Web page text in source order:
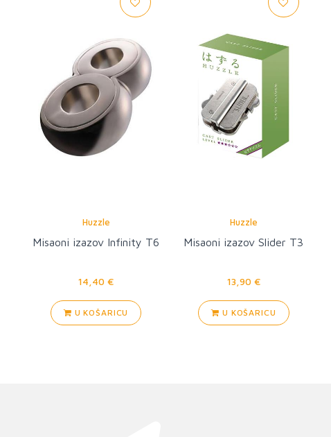
Huzzle
Misaoni izazov Infinity T6
14,40 €
U KOŠARICU
Huzzle
Misaoni izazov Slider T3
13,90 €
U KOŠARICU